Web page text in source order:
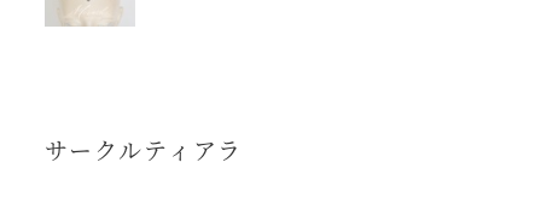
サークルティアラ